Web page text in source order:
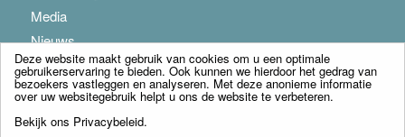
Media
Nieuws
Deze website maakt gebruik van cookies om u een optimale
gebruikerservaring te bieden. Ook kunnen we hierdoor het gedrag van
bezoekers vastleggen en analyseren. Met deze anonieme informatie
over uw websitegebruik helpt u ons de website te verbeteren.
Bekijk ons Privacybeleid.